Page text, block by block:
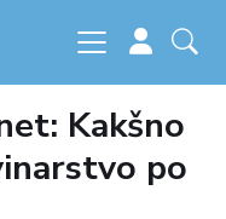
Kakšno
po